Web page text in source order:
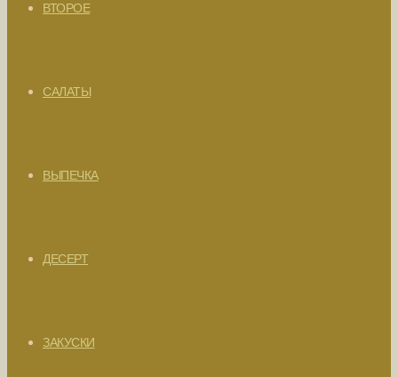
ВТОРОЕ
САЛАТЫ
ВЫПЕЧКА
ДЕСЕРТ
ЗАКУСКИ